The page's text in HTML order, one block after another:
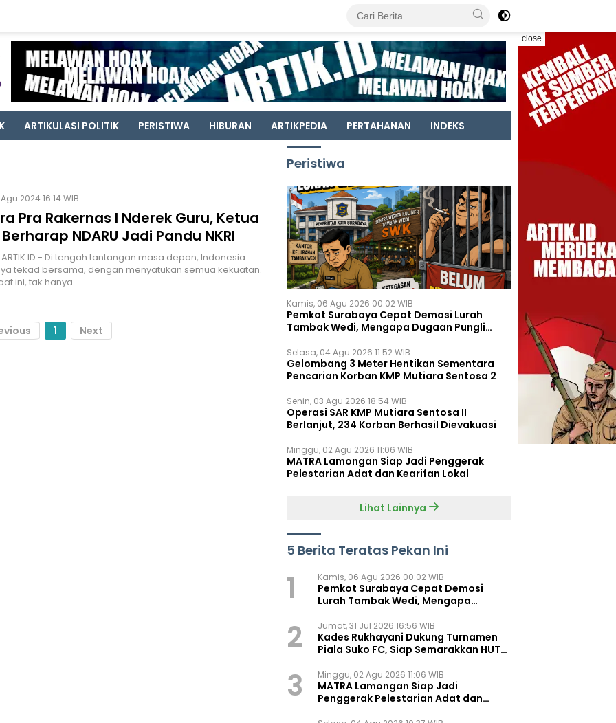
close
ARTIKULASI POLITIK PERISTIWA HIBURAN ARTIKPEDIA PERTAHANAN INDEKS
2024 16:14 WIB
Pra Rakernas I Nderek Guru, Ketua
Berharap NDARU Jadi Pandu NKRI
ARTIK.ID - Di tengah tantangan masa depan, Indonesia
tekad bersama, dengan menyatukan semua kekuatan.
ini, tak hanya …
1 Next
Peristiwa
Kamis, 06 Agu 2026 00:02 WIB
Pemkot Surabaya Cepat Demosi Lurah
Tambak Wedi, Mengapa Dugaan Pungli
Selasa, 04 Agu 2026 11:52 WIB
Gelombang 3 Meter Hentikan Sementara
Pencarian Korban KMP Mutiara Sentosa 2
Senin, 03 Agu 2026 18:54 WIB
Operasi SAR KMP Mutiara Sentosa II
Berlanjut, 234 Korban Berhasil Dievakuasi
Minggu, 02 Agu 2026 11:06 WIB
MATRA Lamongan Siap Jadi Penggerak
Pelestarian Adat dan Kearifan Lokal
Lihat Lainnya
5 Berita Teratas Pekan Ini
1 Kamis, 06 Agu 2026 00:02 WIB
Pemkot Surabaya Cepat Demosi
Lurah Tambak Wedi, Mengapa
2 Jumat, 31 Jul 2026 16:56 WIB
Kades Rukhayani Dukung Turnamen
Piala Suko FC, Siap Semarakkan HUT
3 Minggu, 02 Agu 2026 11:06 WIB
MATRA Lamongan Siap Jadi
Penggerak Pelestarian Adat dan